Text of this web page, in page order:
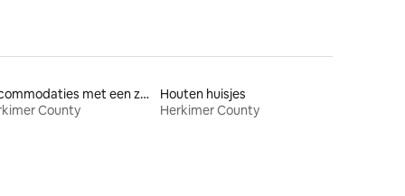
Accommodaties met een zwembad
County
Houten huisjes
Herkimer County